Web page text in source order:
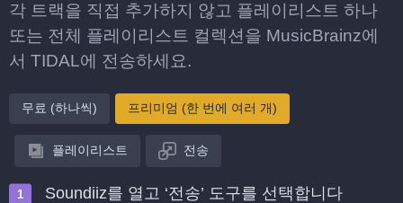
각 트랙을 직접 추가하지 않고 플레이리스트 하나
또는 전체 플레이리스트 컬렉션을 MusicBrainz에
서 TIDAL에 전송하세요.
무료 (하나씩) 프리미엄 (한 번에 여러 개)
플레이리스트 전송
Soundiiz를 열고 ‘전송’ 도구를 선택합니다